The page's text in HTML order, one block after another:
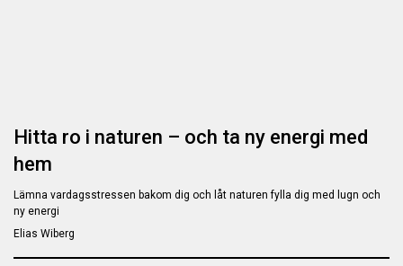
Hitta ro i naturen – och ta ny energi med
hem
Lämna vardagsstressen bakom dig och låt naturen fylla dig med lugn och
ny energi
Elias Wiberg